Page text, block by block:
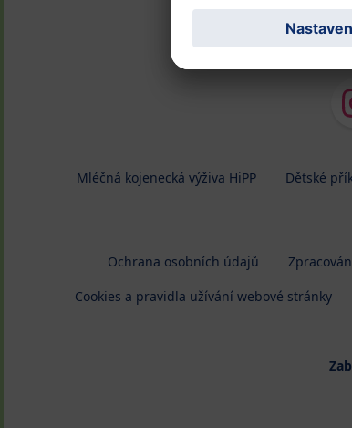
Mléčná kojenecká výživa HiPP Dětské
Ochrana osobních údajů
Cookies a pravidla užívání webové stránky